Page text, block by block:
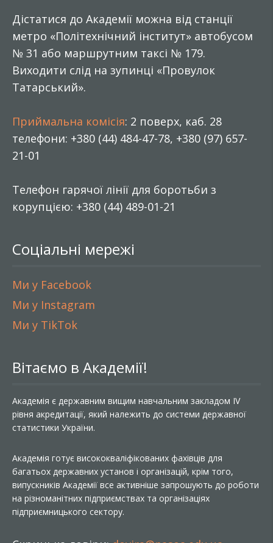
Дістатися до Академії можна від станції
метро «Політехнічний інститут» автобусом
№ 31 або маршрутним таксі № 179.
Виходити слід на зупинці «Провулок
Татарський».
Приймальна комісія: 2 поверх, каб. 28
телефони: +380 (44) 484-47-78, +380 (97) 657-
21-01
Телефон гарячої лінії для боротьби з
корупцією: +380 (44) 489-01-21
Соціальні мережі
Ми у Facebook
Ми у Instagram
Ми у TikTok
Вітаємо в Академії!
Академія є державним вищим навчальним закладом IV
рівня акредитації, який належить до системи державної
статистики України.
Академія готує висококваліфікованих фахівців для
багатьох державних установ і організацій, крім того,
випускників Академії все активніше запрошують до роботи
на різноманітних підприємствах та організаціях
підприємницького сектору.